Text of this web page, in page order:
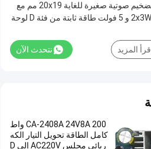
وحدة تضخيم صوتية صغيرة للغاية 20x19 مم مع
خروج 2x3W و 5 فولت طاقة ثابتة من فئة D لوحة
نتحدث الآن المزيد
CA-2408A 24V8A 200 واط
كامل الطاقة تحويل التيار الكه
ربائي مجلس AC220V إلى D